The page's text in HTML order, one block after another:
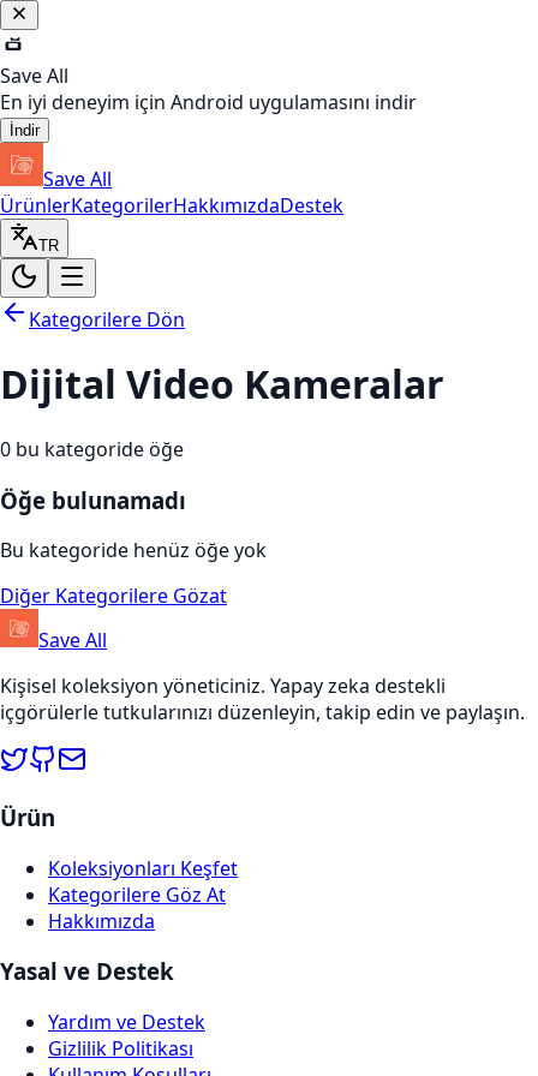
Save All
En iyi deneyim için Android uygulamasını indir
İndir
Save All
ÜrünlerKategorilerHakkımızdaDestek
TR
Kategorilere Dön
Dijital Video Kameralar
0 bu kategoride öğe
Öğe bulunamadı
Bu kategoride henüz öğe yok
Diğer Kategorilere Gözat
Save All
Kişisel koleksiyon yöneticiniz. Yapay zeka destekli
içgörülerle tutkularınızı düzenleyin, takip edin ve paylaşın.
Ürün
Koleksiyonları Keşfet
Kategorilere Göz At
Hakkımızda
Yasal ve Destek
Yardım ve Destek
Gizlilik Politikası